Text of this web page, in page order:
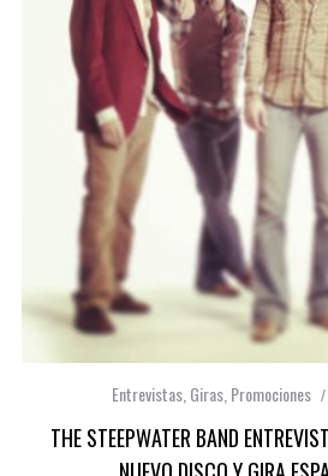
Entrevistas Giras Promociones
THE STEEPWATER BAND